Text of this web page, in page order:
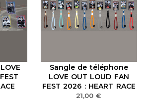
Sangle de téléphone
LOVE OUT LOUD FAN
FEST 2026 : HEART RACE
21,00€